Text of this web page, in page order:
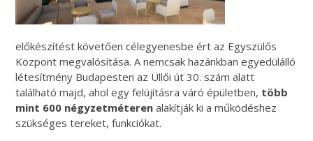
előkészítést követően célegyenesbe ért az Egyszülős
Központ megvalósítása. A nemcsak hazánkban egyedülálló
létesítmény Budapesten az Üllői út 30. szám alatt
található majd, ahol egy felújításra váró épületben, több
mint 600 négyzetméteren alakítják ki a működéshez
szükséges tereket, funkciókat.